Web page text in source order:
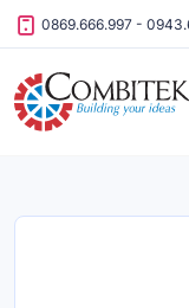
Skip to content
0869.666.997 -